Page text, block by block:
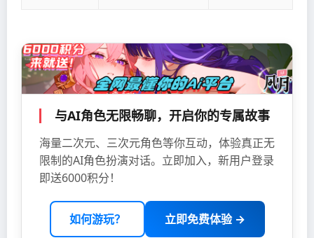
与AI角色无限畅聊，开启你的专属故事
海量二次元、三次元角色等你互动，体验真正无
限制的AI角色扮演对话。立即加入，新用户登录
即送6000积分！
如何游玩？ 立即免费体验 →